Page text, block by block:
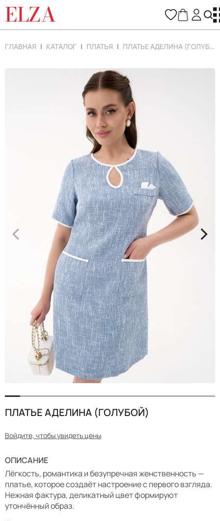
ELZA
ГЛАВНАЯ КАТАЛОГ ПЛАТЬЯ ПЛАТЬЕ АДЕЛИНА (ГОЛУБОЙ)
< >
ПЛАТЬЕ АДЕЛИНА (ГОЛУБОЙ)
Войдите, чтобы увидеть цены
ОПИСАНИЕ
Лёгкость, романтика и безупречная женственность —
платье, которое создаёт настроение с первого взгляда.
Нежная фактура, деликатный цвет формируют
утончённый образ.